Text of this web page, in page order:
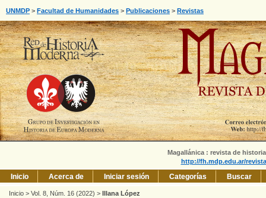
UNMDP > Facultad de Humanidades > Publicaciones > Revistas
Magallánica : revista de
http://fh.mdp.edu.ar/
Inicio Acerca de Iniciar sesión Categorías Buscar
Inicio > Vol. 8, Núm. 16 (2022) > Illana López